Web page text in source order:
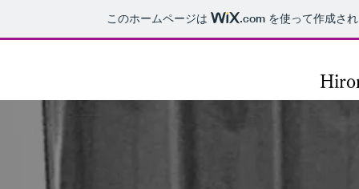
このホームページは .com を使って作成さ